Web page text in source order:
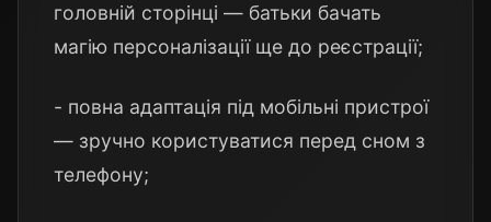
головній сторінці — батьки бачать
магію персоналізації ще до реєстрації;
- повна адаптація під мобільні пристрої
— зручно користуватися перед сном з
телефону;